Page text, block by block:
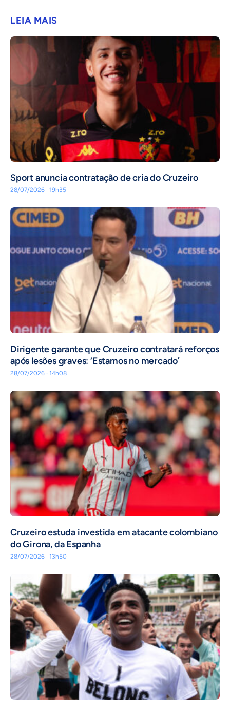
LEIA MAIS
Sport anuncia contratação de cria do Cruzeiro
28/07/2026 · 19h35
Dirigente garante que Cruzeiro contratará reforços
após lesões graves: ‘Estamos no mercado’
28/07/2026 · 14h08
Cruzeiro estuda investida em atacante colombiano
do Girona, da Espanha
28/07/2026 · 13h50